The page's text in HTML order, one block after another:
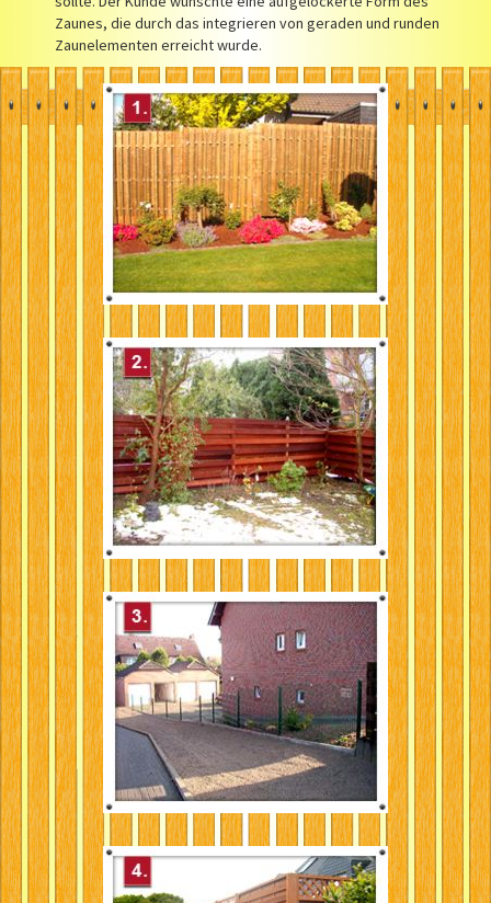
Zaunes, die durch das integrieren von geraden und runden
Zaunelementen erreicht wurde.